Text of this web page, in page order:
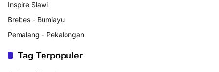
Inspire Slawi
Brebes - Bumiayu
Pemalang - Pekalongan
Tag Terpopuler